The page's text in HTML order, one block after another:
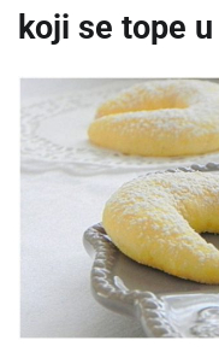
koji se tope